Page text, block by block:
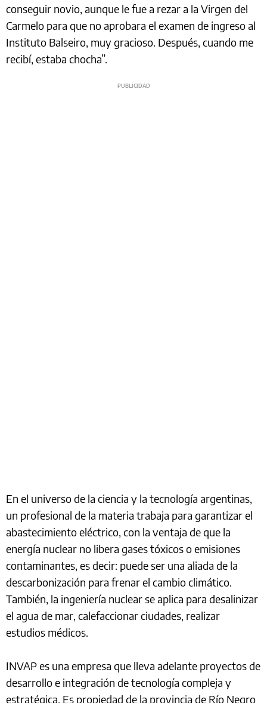
conseguir novio, aunque le fue a rezar a la Virgen del
Carmelo para que no aprobara el examen de ingreso al
Instituto Balseiro, muy gracioso. Después, cuando me
recibí, estaba chocha”.
En el universo de la ciencia y la tecnología argentinas,
un profesional de la materia trabaja para garantizar el
abastecimiento eléctrico, con la ventaja de que la
energía nuclear no libera gases tóxicos o emisiones
contaminantes, es decir: puede ser una aliada de la
descarbonización para frenar el cambio climático.
También, la ingeniería nuclear se aplica para desalinizar
el agua de mar, calefaccionar ciudades, realizar
estudios médicos.
INVAP es una empresa que lleva adelante proyectos de
desarrollo e integración de tecnología compleja y
estratégica. Es propiedad de la provincia de Río Negro